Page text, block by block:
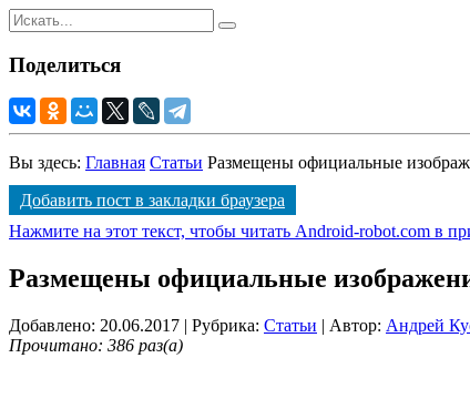
Поделиться
Вы здесь: Главная Статьи Размещены официальные
Добавить пост в закладки браузера
Нажмите на этот текст, чтобы читать Android-robot.com в
Размещены официальные
Добавлено: 20.06.2017 | Рубрика: Статьи | Автор: Андрей
Прочитано: 386 раз(а)